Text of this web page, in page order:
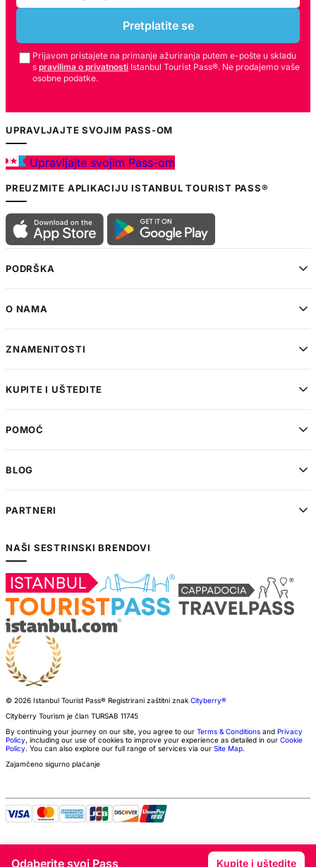
Pretplatite se
Prijavom pristajete na primanje ažuriranja putem e-pošte u skladu
s pravilima o privatnosti Istanbul Tourist Pass®. Ne prodajemo vaše
osobne podatke.
UPRAVLJAJTE SVOJIM PASS-OM
Upravljajte svojim Pass-om
PREUZMITE APLIKACIJU ISTANBUL TOURIST PASS®
PODRŠKA
O NAMA
ZNAMENITOSTI
KUPITE I UŠTEDITE
POMOĆ
BLOG
PARTNERI
NAŠI SESTRINSKI BRENDOVI
© 2026 Istanbul Tourist Pass® Registrirani zaštitni znak Cityberry®
Cityberry Tourism je član TURSAB 11745
By continuing your journey on our site, you agree to our Terms & Conditions and Privacy
Policy, including our use of cookies to improve your experience as detailed in our Cookie
Policy. You can also explore our full range of services via our Site Map.
Zajamčeno sigurno plaćanje
Odaberite svoj Pass Kupite i uštedite